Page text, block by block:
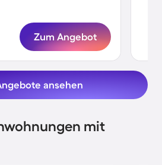
Zum Angebot
ansehen
mit